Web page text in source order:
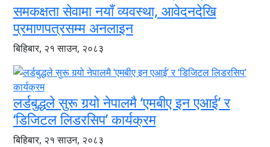
समकक्षता सेवामा नयाँ व्यवस्था, आवेदनदेखि
प्रमाणपत्रसम्म अनलाइन
बिहिबार, २१ साउन, २०८३
लर्डबुद्धले सुरू गर्‍यो नेपालमै ‘एमबीए इन एआई’ र
‘डिजिटल लिडरसिप’ कार्यक्रम
बिहिबार, २१ साउन, २०८३